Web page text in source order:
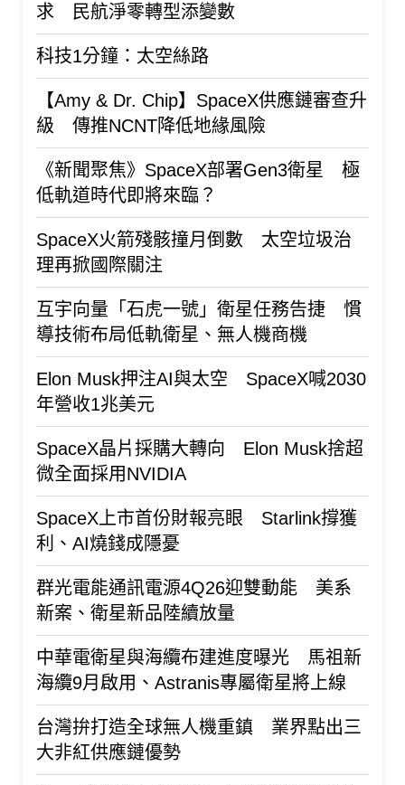
求 民航淨零轉型添變數
科技1分鐘：太空絲路
【Amy & Dr. Chip】SpaceX供應鏈審查升
級 傳推NCNT降低地緣風險
《新聞聚焦》SpaceX部署Gen3衛星 極
低軌道時代即將來臨？
SpaceX火箭殘骸撞月倒數 太空垃圾治
理再掀國際關注
互宇向量「石虎一號」衛星任務告捷 慣
導技術布局低軌衛星、無人機商機
Elon Musk押注AI與太空 SpaceX喊2030
年營收1兆美元
SpaceX晶片採購大轉向 Elon Musk捨超
微全面採用NVIDIA
SpaceX上市首份財報亮眼 Starlink撐獲
利、AI燒錢成隱憂
群光電能通訊電源4Q26迎雙動能 美系
新案、衛星新品陸續放量
中華電衛星與海纜布建進度曝光 馬祖新
海纜9月啟用、Astranis專屬衛星將上線
台灣拚打造全球無人機重鎮 業界點出三
大非紅供應鏈優勢